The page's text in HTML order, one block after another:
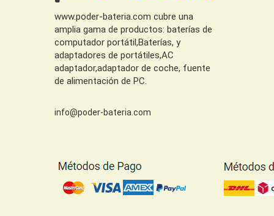
www.poder-bateria.com cubre una
amplia gama de productos: baterías de
computador portátil,Baterías, y
adaptadores de portátiles,AC
adaptador,adaptador de coche, fuente
de alimentación de PC.
info@poder-bateria.com